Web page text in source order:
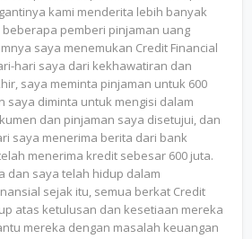
kami menderita lebih banyak
pemberi pinjaman uang
saya menemukan Credit Financial
hari saya dari kekhawatiran dan
saya meminta pinjaman untuk 600
saya diminta untuk mengisi dalam
dan pinjaman saya disetujui, dan
saya menerima berita dari bank
menerima kredit sebesar 600 juta.
dan saya telah hidup dalam
sejak itu, semua berkat Credit
atas ketulusan dan kesetiaan mereka
mereka dengan masalah keuangan